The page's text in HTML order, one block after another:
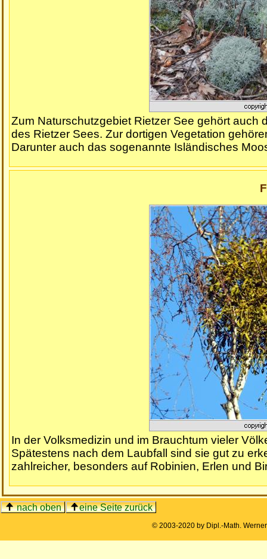
Zum Naturschutzgebiet Rietzer See gehört
des Rietzer Sees. Zur dortigen Vegetation
Darunter auch das sogenannte Isländisches
In der Volksmedizin und im Brauchtum vieler
Spätestens nach dem Laubfall sind sie gut zu
zahlreicher, besonders auf Robinien, Erlen und
nach oben eine Seite zurück
© 2003-2020 by Dipl.-Math.